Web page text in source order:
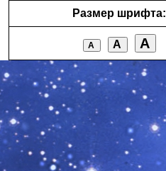
Размер шрифта:
А А А